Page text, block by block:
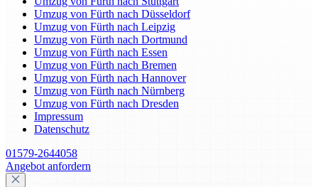
Umzug von Fürth nach Düsseldorf
Umzug von Fürth nach Leipzig
Umzug von Fürth nach Dortmund
Umzug von Fürth nach Essen
Umzug von Fürth nach Bremen
Umzug von Fürth nach Hannover
Umzug von Fürth nach Nürnberg
Umzug von Fürth nach Dresden
Impressum
Datenschutz
01579-2644058
Angebot anfordern